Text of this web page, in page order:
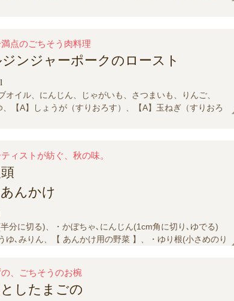
点のごちそう肉料理
ンジャーポークのロースト
オイル、にんじん、じゃがいも、さつまいも、りんご、
、【A】しょうが（すりおろす）、【A】玉ねぎ（すりおろ
ィストが紡ぐ、秋の味。
んかけ
分に切る)、・かぼちゃ､にんじん(1cm角に切り､ゆでる)
ゆ､みりん、【 あんかけ用の野菜 】、・ゆり根(小さめのり
、クリームチーズ、ボイルえび(1cm角に切る)、片栗粉、
根
、ごちそうのお椀
したまごの